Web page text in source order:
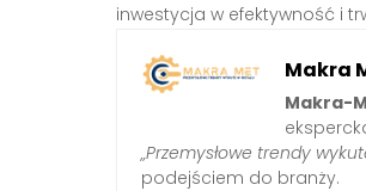
inwestycja w efektywność i
Makra
Makra-
„Przemysłowe trendy
podejściem do branży.